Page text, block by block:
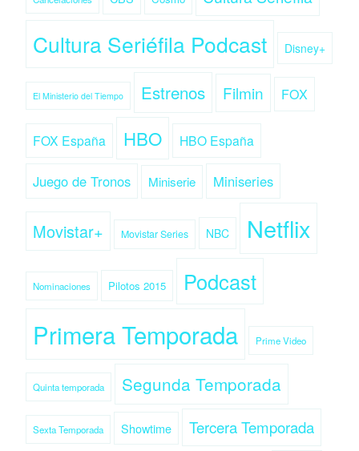
Cultura Seriéfila Podcast Disney+
El Ministerio del Tiempo Estrenos Filmin FOX
FOX España HBO HBO España
Juego de Tronos Miniserie Miniseries
Movistar+ Movistar Series NBC Netflix
Nominaciones Pilotos 2015 Podcast
Primera Temporada Prime Video
Quinta temporada Segunda Temporada
Sexta Temporada Showtime Tercera Temporada